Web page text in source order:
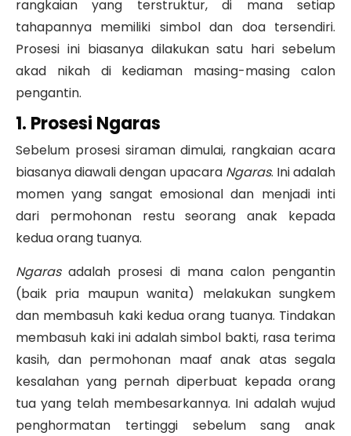
rangkaian yang terstruktur, di mana setiap
tahapannya memiliki simbol dan doa tersendiri.
Prosesi ini biasanya dilakukan satu hari sebelum
akad nikah di kediaman masing-masing calon
pengantin.
1. Prosesi Ngaras
Sebelum prosesi siraman dimulai, rangkaian acara
biasanya diawali dengan upacara Ngaras. Ini adalah
momen yang sangat emosional dan menjadi inti
dari permohonan restu seorang anak kepada
kedua orang tuanya.
Ngarasadalah prosesi di mana calon pengantin
(baik pria maupun wanita) melakukan sungkem
dan membasuh kaki kedua orang tuanya. Tindakan
membasuh kaki ini adalah simbol bakti, rasa terima
kasih, dan permohonan maaf anak atas segala
kesalahan yang pernah diperbuat kepada orang
tua yang telah membesarkannya. Ini adalah wujud
penghormatan tertinggi sebelum sang anak